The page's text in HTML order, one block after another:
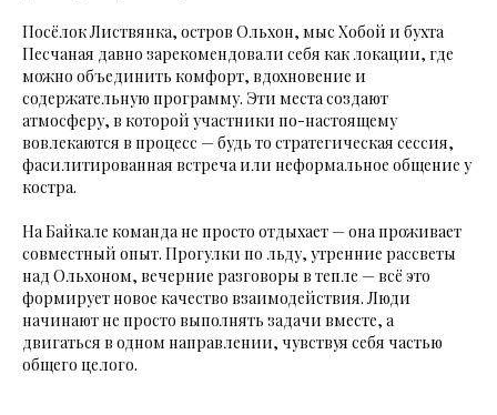
Посёлок Листвянка, остров Ольхон, мыс Хобой и бухта
Песчаная давно зарекомендовали себя как локации, где
можно объединить комфорт, вдохновение и
содержательную программу. Эти места создают
атмосферу, в которой участники по-настоящему
вовлекаются в процесс — будь то стратегическая сессия,
фасилитированная встреча или неформальное общение у
костра.
На Байкале команда не просто отдыхает — она проживает
совместный опыт. Прогулки по льду, утренние рассветы
над Ольхоном, вечерние разговоры в тепле — всё это
формирует новое качество взаимодействия. Люди
начинают не просто выполнять задачи вместе, а
двигаться в одном направлении, чувствуя себя частью
общего целого.